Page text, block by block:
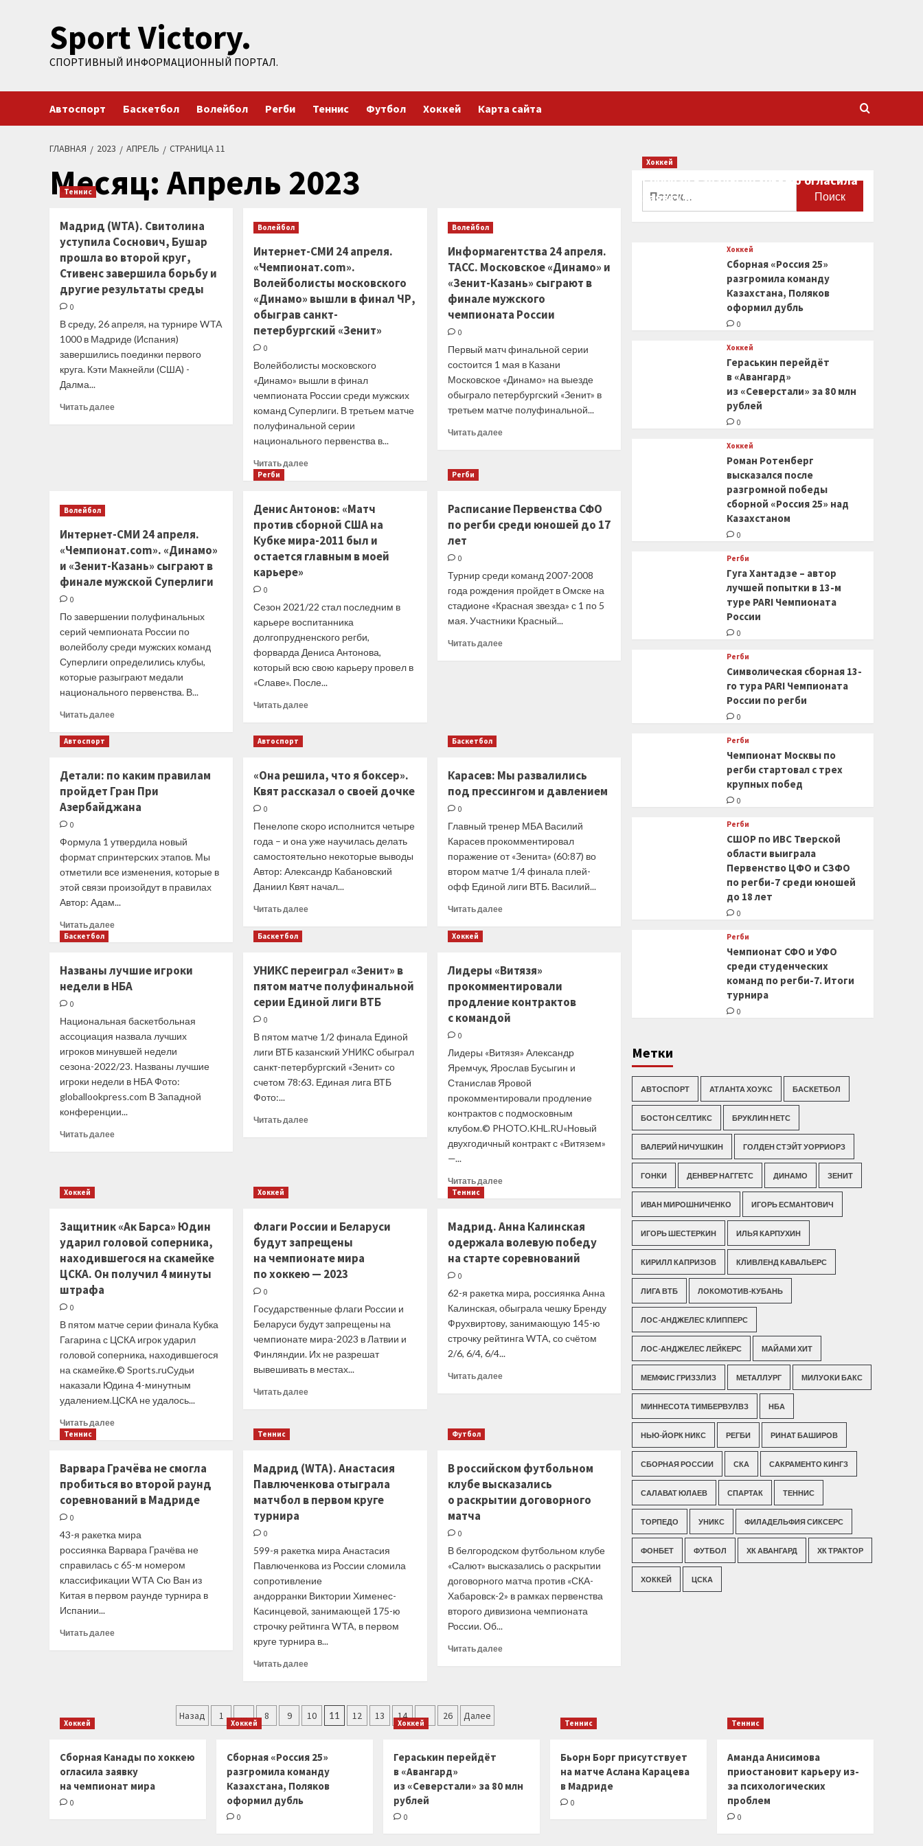
содержимомуSport Victory.
СПОРТИВНЫЙ ИНФОРМАЦИОННЫЙ ПОРТАЛ.
Автоспорт Баскетбол Волейбол Регби Теннис Футбол Хоккей Карта сайта
ГЛАВНАЯ 2023 АПРЕЛЬ СТРАНИЦА 11
Месяц:Апрель 2023
Теннис
Мадрид (WTA). Свитолина
уступила Соснович, Бушар
прошла во второй круг,
Стивенс завершила борьбу и
другие результаты среды
0
В среду, 26 апреля, на турнире WTA
1000 в Мадриде (Испания)
завершились поединки первого
круга. Кэти Макнейли (США) -
Далма...
Читать далееПрочитать
во
второй
круг,
Стивенс
завершила
и
среды
Волейбол
Интернет-СМИ 24 апреля.
«Чемпионат.com».
Волейболисты московского
«Динамо» вышли в финал ЧР,
обыграв санкт-
петербургский «Зенит»
0
Волейболисты московского
«Динамо» вышли в финал
чемпионата России среди мужских
команд Суперлиги. В третьем матче
полуфинальной серии
национального первенства в...
Читать далееПрочитать
СМИ
24
апреля.
«Чемпионат.com».
вышли
ЧР,
обыграв
санкт-
петербургский
Волейбол
Информагентства 24 апреля.
ТАСС. Московское «Динамо» и
«Зенит-Казань» сыграют в
финале мужского
чемпионата России
0
Первый матч финальной серии
состоится 1 мая в Казани
Московское «Динамо» на выезде
обыграло петербургский «Зенит» в
третьем матче полуфинальной...
Читать далееПрочитать
ТАСС.
Московское
Казань»
сыграют
финале
мужского
Волейбол
Интернет-СМИ 24 апреля.
«Чемпионат.com». «Динамо»
и «Зенит-Казань» сыграют в
финале мужской Суперлиги
0
По завершении полуфинальных
серий чемпионата России по
волейболу среди мужских команд
Суперлиги определились клубы,
которые разыграют медали
национального первенства. В...
Читать далееПрочитать
24
апреля.
«Чемпионат.com».
«Зенит-
Казань»
сыграют
финале
мужской
Регби
Денис Антонов: «Матч
против сборной США на
Кубке мира-2011 был и
остается главным в моей
карьере»
0
Сезон 2021/22 стал последним в
карьере воспитанника
долгопрудненского регби,
форварда Дениса Антонова,
который всю свою карьеру провел в
«Славе». После...
Читать далееПрочитать
против
сборной
Кубке
мира-2011
был
и
остается
в
Регби
Расписание Первенства СФО
по регби среди юношей до 17
лет
0
Турнир среди команд 2007-2008
года рождения пройдет в Омске на
стадионе «Красная звезда» с 1 по 5
мая. Участники Красный...
Читать далееПрочитать
до
лет
Автоспорт
Детали: по каким правилам
пройдет Гран При
Азербайджана
0
Формула 1 утвердила новый
формат спринтерских этапов. Мы
отметили все изменения, которые в
этой связи произойдут в правилах
Автор: Адам...
Читать далееПрочитать
по
каким
Гран
При
Азербайджана
Автоспорт
«Она решила, что я боксер».
Квят рассказал о своей дочке
0
Пенелопе скоро исполнится четыре
года – и она уже научилась делать
самостоятельно некоторые выводы
Автор: Александр Кабановский
Даниил Квят начал...
Читать далееПрочитать
что
я
боксер».
о
своей
дочке
Баскетбол
Карасев: Мы развалились
под прессингом и давлением
0
Главный тренер МБА Василий
Карасев прокомментировал
поражение от «Зенита» (60:87) во
втором матче 1/4 финала плей-
офф Единой лиги ВТБ. Василий...
Читать далееПрочитать
развалились
под
прессингом
и
давлением
Баскетбол
Названы лучшие игроки
недели в НБА
0
Национальная баскетбольная
ассоциация назвала лучших
игроков минувшей недели
сезона-2022/23. Названы лучшие
игроки недели в НБА Фото:
globallookpress.com В Западной
конференции...
Читать далееПрочитать
в
Баскетбол
УНИКС переиграл «Зенит» в
пятом матче полуфинальной
серии Единой лиги ВТБ
0
В пятом матче 1/2 финала Единой
лиги ВТБ казанский УНИКС обыграл
санкт-петербургский «Зенит» со
счетом 78:63. Единая лига ВТБ
Фото:...
Читать далееПрочитать
матче
полуфинальной
серии
Единой
лиги
Хоккей
Лидеры «Витязя»
прокомментировали
продление контрактов
с командой
0
Лидеры «Витязя» Александр
Яремчук, Ярослав Бусыгин и
Станислав Яровой
прокомментировали продление
контрактов с подмосковным
клубом.© PHOTO.KHL.RU«Новый
двухгодичный контракт с «Витязем»
—...
Читать далееПрочитать
«Витязя»
прокомментировали
продление
Хоккей
Защитник «Ак Барса» Юдин
ударил головой соперника,
находившегося на скамейке
ЦСКА. Он получил 4 минуты
штрафа
0
В пятом матче серии финала Кубка
Гагарина с ЦСКА игрок ударил
головой соперника, находившегося
на скамейке.© Sports.ruСудьи
наказали Юдина 4-минутным
удалением.ЦСКА не удалось...
Читать далееПрочитать
«Ак
Барса»
Юдин
соперника,
находившегося
на скамейке
ЦСКА.
4 минуты
Хоккей
Флаги России и Беларуси
будут запрещены
на чемпионате мира
по хоккею — 2023
0
Государственные флаги России и
Беларуси будут запрещены на
чемпионате мира-2023 в Латвии и
Финляндии. Их не разрешат
вывешивать в местах...
Читать далееПрочитать
будут
запрещены
мира
Теннис
Мадрид. Анна Калинская
одержала волевую победу
на старте соревнований
0
62-я ракетка мира, россиянка Анна
Калинская, обыграла чешку Бренду
Фрухвиртову, занимающую 145-ю
строчку рейтинга WTA, со счётом
2/6, 6/4, 6/4...
Читать далееПрочитать
волевую
на
старте
Теннис
Варвара Грачёва не смогла
пробиться во второй раунд
соревнований в Мадриде
0
43-я ракетка мира
россиянка Варвара Грачёва не
справилась с 65-м номером
классификации WTA Сю Ван из
Китая в первом раунде турнира в
Испании...
Читать далееПрочитать
раунд
соревнований
в
Теннис
Мадрид (WTA). Анастасия
Павлюченкова отыграла
матчбол в первом круге
турнира
0
599-я ракетка мира Анастасия
Павлюченкова из России сломила
сопротивление
андорранки Виктории Хименес-
Касинцевой, занимающей 175-ю
строчку рейтинга WTA, в первом
круге турнира в...
Читать далееПрочитать
(WTA).
Анастасия
отыграла
первом
Футбол
В российском футбольном
клубе высказались
о раскрытии договорного
матча
0
В белгородском футбольном клубе
«Салют» высказались о раскрытии
договорного матча против «СКА-
Хабаровск-2» в рамках первенства
второго дивизиона чемпионата
России. Об...
Читать далееПрочитать
Пагинация
записей
Назад 1 … 8 9 10 11 12 13 14 … 26 Далее
Хоккей
Сборная Канады по хоккею огласила
заявку на чемпионат мира
Хоккей
Сборная «Россия 25»
разгромила команду
Казахстана, Поляков
оформил дубль
0
Хоккей
Гераськин перейдёт
в «Авангард»
из «Северстали» за 80 млн
рублей
0
Хоккей
Роман Ротенберг
высказался после
разгромной победы
сборной «Россия 25» над
Казахстаном
0
Регби
Гуга Хантадзе – автор
лучшей попытки в 13-м
туре PARI Чемпионата
России
0
Регби
Символическая сборная 13-
го тура PARI Чемпионата
России по регби
0
Регби
Чемпионат Москвы по
регби стартовал с трех
крупных побед
0
Регби
СШОР по ИВС Тверской
области выиграла
Первенство ЦФО и СЗФО
по регби-7 среди юношей
до 18 лет
0
Регби
Чемпионат СФО и УФО
среди студенческих
команд по регби-7. Итоги
турнира
0
Метки
АВТОСПОРТ АТЛАНТА ХОУКС БАСКЕТБОЛ
БОСТОН СЕЛТИКС БРУКЛИН НЕТС
ВАЛЕРИЙ НИЧУШКИН ГОЛДЕН СТЭЙТ УОРРИОРЗ
ГОНКИ ДЕНВЕР НАГГЕТС ДИНАМО ЗЕНИТ
ИВАН МИРОШНИЧЕНКО ИГОРЬ ЕСМАНТОВИЧ
ИГОРЬ ШЕСТЕРКИН ИЛЬЯ КАРПУХИН
КИРИЛЛ КАПРИЗОВ КЛИВЛЕНД КАВАЛЬЕРС
ЛИГА ВТБ ЛОКОМОТИВ-КУБАНЬ
ЛОС-АНДЖЕЛЕС КЛИППЕРС
ЛОС-АНДЖЕЛЕС ЛЕЙКЕРС МАЙАМИ ХИТ
МЕМФИС ГРИЗЗЛИЗ МЕТАЛЛУРГ МИЛУОКИ БАКС
МИННЕСОТА ТИМБЕРВУЛВЗ НБА
НЬЮ-ЙОРК НИКС РЕГБИ РИНАТ БАШИРОВ
СБОРНАЯ РОССИИ СКА САКРАМЕНТО КИНГЗ
САЛАВАТ ЮЛАЕВ СПАРТАК ТЕННИС
ТОРПЕДО УНИКС ФИЛАДЕЛЬФИЯ СИКСЕРС
ФОНБЕТ ФУТБОЛ ХК АВАНГАРД ХК ТРАКТОР
ХОККЕЙ ЦСКА
Хоккей
Сборная Канады по хоккею
огласила заявку
на чемпионат мира
0
Хоккей
Сборная «Россия 25»
разгромила команду
Казахстана, Поляков
оформил дубль
0
Хоккей
Гераськин перейдёт
в «Авангард»
из «Северстали» за 80 млн
рублей
0
Теннис
Бьорн Борг присутствует
на матче Аслана Карацева
в Мадриде
0
Теннис
Аманда Анисимова
приостановит карьеру из-
за психологических
проблем
0